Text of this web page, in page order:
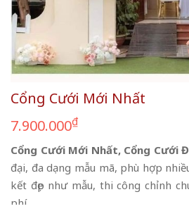
Cổng Cưới Mới Nhất
7.900.000₫
Cổng Cưới Mới Nhất, Cổng Cưới
đại, đa dạng mẫu mã, phù hợp
kết đẹp như mẫu, thi công chỉnh
phí.